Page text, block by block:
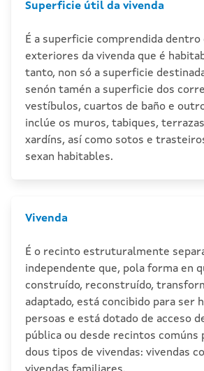
Superficie útil da vivenda
É a superficie comprendida dentro
exteriores da vivenda que é
tanto, non só a superficie
senón tamén a superficie dos
vestíbulos, cuartos de baño e
inclúe os muros, tabiques,
xardíns, así como sotos e
sexan habitables.
Vivenda
É o recinto estruturalmente
independente que, pola forma en
construído, reconstruído,
adaptado, está concibido para ser
persoas e está dotado de acceso
pública ou desde recintos comúns
dous tipos de vivendas: vivendas